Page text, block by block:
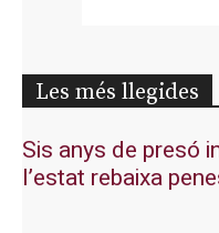
Les més llegides
Sis anys de presó
l’estat rebaixa